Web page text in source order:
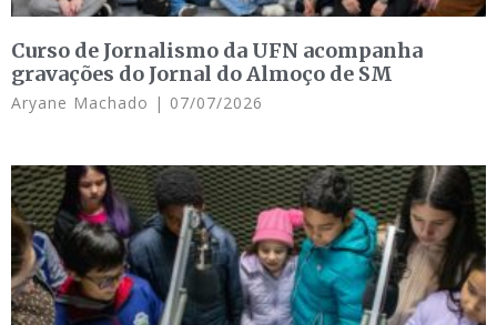
Curso de Jornalismo da UFN acompanha
gravações do Jornal do Almoço de SM
Aryane Machado 07/07/2026